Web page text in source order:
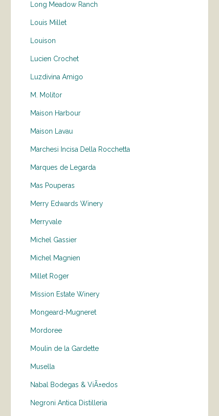
Long Meadow Ranch
Louis Millet
Louison
Lucien Crochet
Luzdivina Amigo
M. Molitor
Maison Harbour
Maison Lavau
Marchesi Incisa Della Rocchetta
Marques de Legarda
Mas Pouperas
Merry Edwards Winery
Merryvale
Michel Gassier
Michel Magnien
Millet Roger
Mission Estate Winery
Mongeard-Mugneret
Mordoree
Moulin de la Gardette
Musella
Nabal Bodegas & ViÃ±edos
Negroni Antica Distilleria